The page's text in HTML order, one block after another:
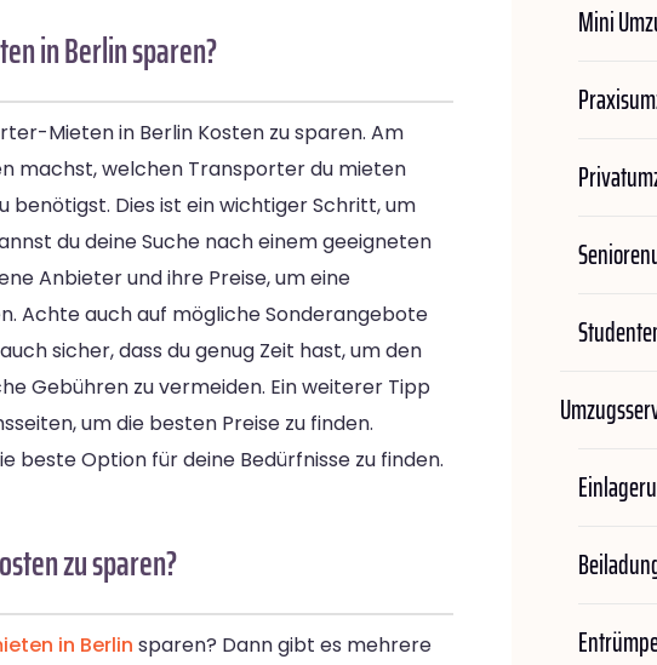
in Berlin sparen?
Mieten in Berlin Kosten zu sparen. Am
machst, welchen Transporter du mieten
Dies ist ein wichtiger Schritt, um
du deine Suche nach einem geeigneten
Anbieter und ihre Preise, um eine
Achte auch auf mögliche Sonderangebote
sicher, dass du genug Zeit hast, um den
Gebühren zu vermeiden. Ein weiterer Tipp
um die besten Preise zu finden.
beste Option für deine Bedürfnisse zu finden.
zu sparen?
in Berlin sparen? Dann gibt es mehrere
Mini